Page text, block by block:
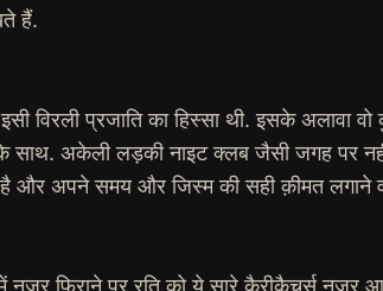
हैं.
विरली प्रजाति का हिस्सा थी. इसके
साथ. अकेली लड़की नाइट क्लब जैसी जगह पर
और अपने समय और जिस्म की सही क़ीमत लगाने
नज़र फिराने पर रति को ये सारे कैरीकैचर्स नज़र आ